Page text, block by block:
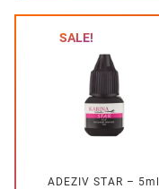
SALE!
ADEZIV STAR – 5ml